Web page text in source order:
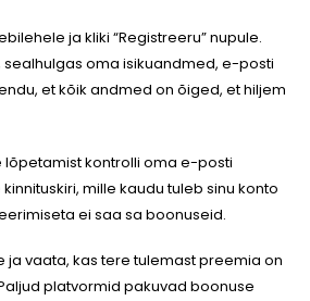
ja kliki “Registreeru” nupule.
sealhulgas oma isikuandmed, e-posti
et kõik andmed on õiged, et hiljem
lõpetamist kontrolli oma e-posti
mille kaudu tuleb sinu konto
ei saa sa boonuseid.
ja vaata, kas tere tulemast preemia on
platvormid pakuvad boonuse